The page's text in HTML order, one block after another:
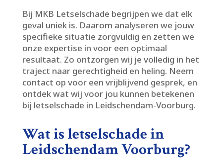
Bij MKB Letselschade begrijpen we dat elk
geval uniek is.​ Daarom analyseren we jouw
specifieke situatie zorgvuldig en zetten we
onze expertise in voor een optimaal
resultaat.​ Zo ontzorgen wij je volledig in het
traject naar gerechtigheid en heling.​ Neem
contact op voor een vrijblijvend gesprek, en
ontdek wat wij voor jou kunnen betekenen
bij letselschade in Leidschendam-Voorburg.​
Wat is letselschade in
Leidschendam Voorburg?